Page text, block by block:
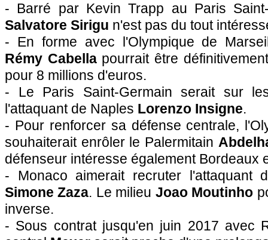
- Barré par Kevin Trapp au Paris
Salvatore Sirigu n'est pas du tout
- En forme avec l'Olympique de
Rémy Cabellapourrait être
pour 8 millions d'euros.
- Le Paris Saint-Germain serait sur
l'attaquant de Naples Lorenzo Insigne.
- Pour renforcer sa défense centrale,
souhaiterait enrôler le Palermitain
défenseur intéresse également Bordeaux
- Monaco aimerait recruter l'attaquant
Simone Zaza. Le milieu Joao Moutinho
inverse.
- Sous contrat jusqu'en juin 2017 avec